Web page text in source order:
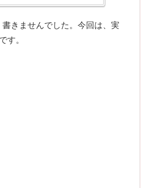
きませんでした。今回は、実
す。